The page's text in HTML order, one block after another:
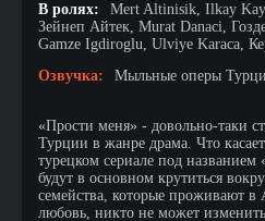
В ролях:
Mert Altinisik, Ilkay
Зейнеп Айтек, Murat Danaci,
Gamze Igdiroglu, Ulviye Karaca,
Озвучка:
Мыльные оперы
«Прости меня» - довольно-таки
Турции в жанре драма. Что
турецком сериале под
будут в основном крутиться
семейства, которые проживают в
любовь, никто не может